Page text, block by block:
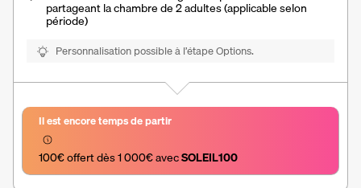
partageant la chambre de 2 adultes (applicable selon
période)
Personnalisation possible à l’étape Options.
Il est encore temps de partir
100€ offert dès 1 000€ avec SOLEIL100